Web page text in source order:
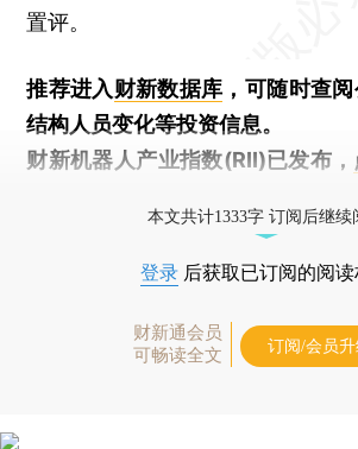
置评。
推荐进入财新数据库 ，可随时查
结构人员变化等投资信息。
财新机器人产业指数(RII)已发布，
本文共计1333字 订阅后继续
登录 后获取已订阅的阅读
财新通会员
可畅读全文
订阅/会员升